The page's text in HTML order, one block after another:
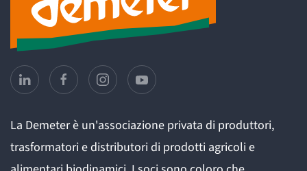
La Demeter è un'associazione privata di produttori,
trasformatori e distributori di prodotti agricoli e